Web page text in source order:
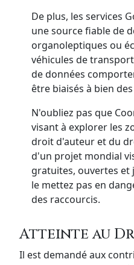
De plus, les services
une source fiable de
organoleptiques ou
véhicules de
de données
être biaisés à bien
N'oubliez pas que
visant à explorer les
droit d'auteur et du
d'un projet mondial
gratuites, ouvertes
le mettez pas en
des raccourcis.
Atteinte au
Il est demandé aux